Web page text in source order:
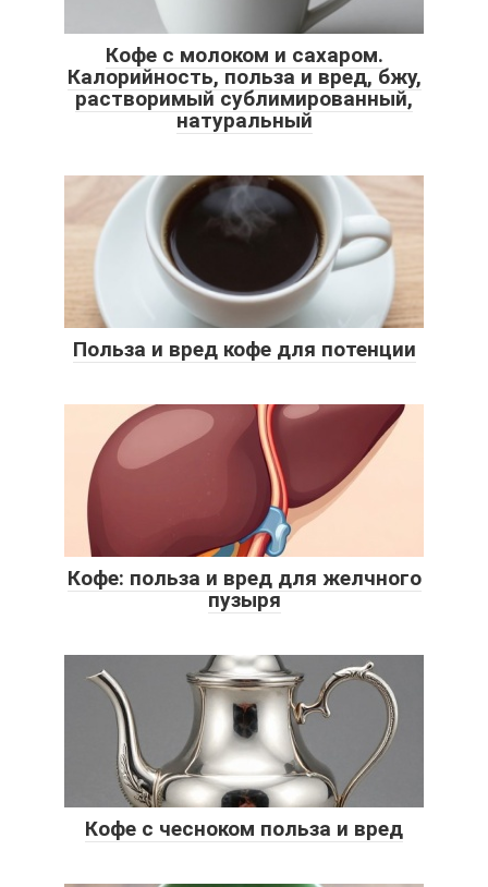
Кофе с молоком и сахаром.
Калорийность, польза и вред, бжу,
растворимый сублимированный,
натуральный
Польза и вред кофе для потенции
Кофе: польза и вред для желчного
пузыря
Кофе с чесноком польза и вред